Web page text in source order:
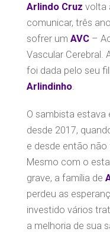
Arlindo Cruz volta
comunicar, três
sofrer um AVC–
Vascular Cerebral.
foi dada pelo seu
Arlindinho.
O sambista
desde 2017,
e desde então não
Mesmo com o
grave, a família de
perdeu as
investido vários
a melhoria de sua